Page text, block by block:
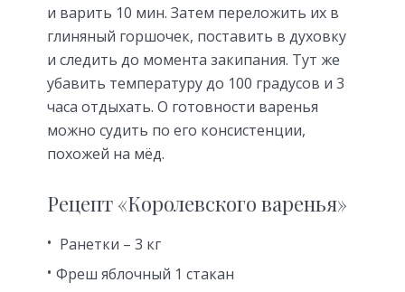
и варить 10 мин. Затем переложить их в
глиняный горшочек, поставить в духовку
и следить до момента закипания. Тут же
убавить температуру до 100 градусов и 3
часа отдыхать. О готовности варенья
можно судить по его консистенции,
похожей на мёд.
Рецепт «Королевского варенья»
Ранетки – 3 кг
Фреш яблочный 1 стакан